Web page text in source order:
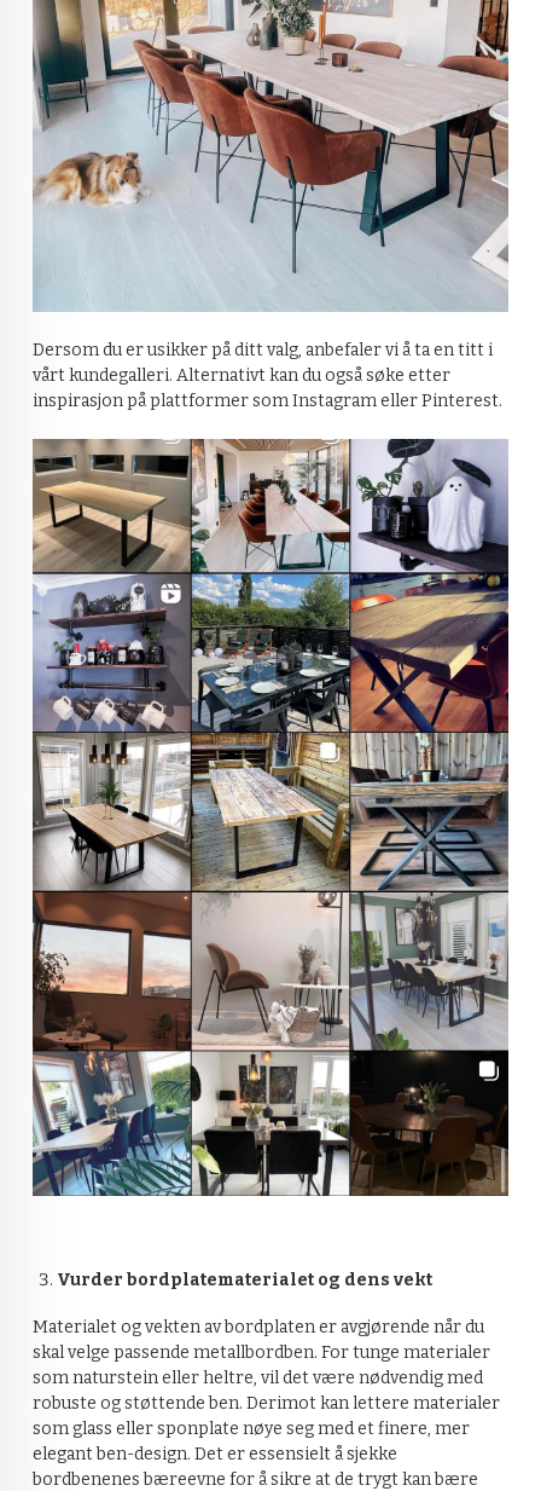
Dersom du er usikker på ditt valg, anbefaler vi å ta en titt i
vårt kundegalleri. Alternativt kan du også søke etter
inspirasjon på plattformer som Instagram eller Pinterest.
Vurder bordplatematerialet og dens vekt
Materialet og vekten av bordplaten er avgjørende når du
skal velge passende metallbordben. For tunge materialer
som naturstein eller heltre, vil det være nødvendig med
robuste og støttende ben. Derimot kan lettere materialer
som glass eller sponplate nøye seg med et finere, mer
elegant ben-design. Det er essensielt å sjekke
bordbenenes bæreevne for å sikre at de trygt kan bære